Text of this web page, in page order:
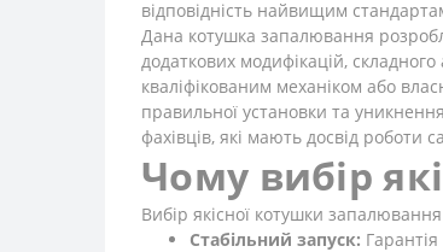
відповідність найвищим
Дана котушка запалювання
додаткових модифікацій,
кваліфікованим механіком або
правильної установки та
фахівців, які мають досвід роботи
Чому вибір
Вибір якісної котушки
Стабільний запуск: